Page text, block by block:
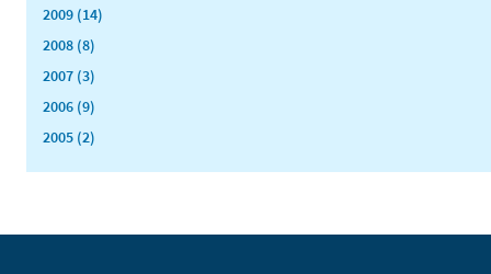
2009 (14)
2008 (8)
2007 (3)
2006 (9)
2005 (2)